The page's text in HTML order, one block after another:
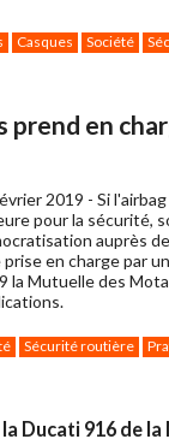
Casques Société
prend en
2019 - Si
pour la sécurité,
auprès
prise en charge par
la Mutuelle des
Sécurité routière
Ducati 916 de